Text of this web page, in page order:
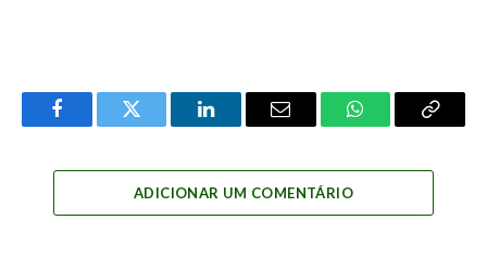
FacebookTwitter LinkedInEmail WhatsAppCopy
ADICIONAR UM COMENTÁRIO